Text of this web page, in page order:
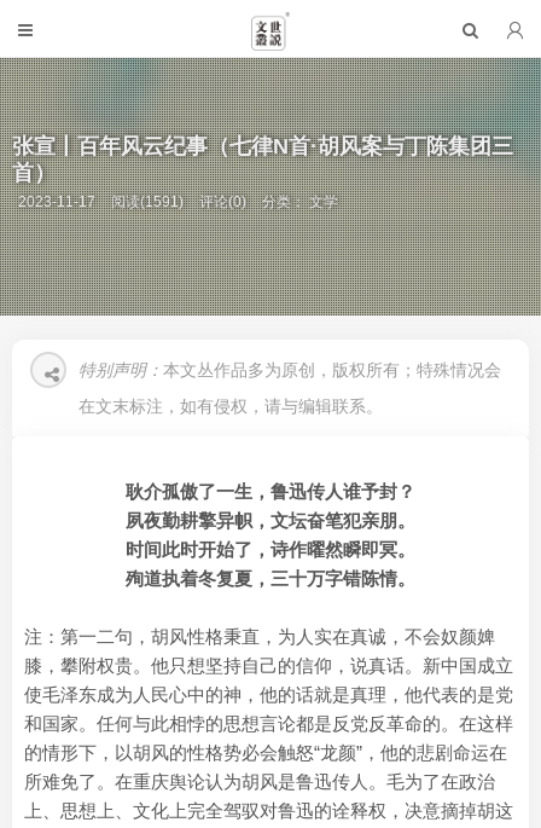
张宣丨百年风云纪事（七律N首·胡风案与丁陈集团三
首）
2023-11-17 阅读(1591) 评论(0) 分类：文学
特别声明： 本文丛作品多为原创，版权所有；特殊情况会
在文末标注，如有侵权，请与编辑联系。
耿介孤傲了一生，鲁迅传人谁予封？
夙夜勤耕擎异帜，文坛奋笔犯亲朋。
时间此时开始了，诗作曜然瞬即冥。
殉道执着冬复夏，三十万字错陈情。
注：第一二句，胡风性格秉直，为人实在真诚，不会奴颜婢
膝，攀附权贵。他只想坚持自己的信仰，说真话。新中国成立
使毛泽东成为人民心中的神，他的话就是真理，他代表的是党
和国家。任何与此相悖的思想言论都是反党反革命的。在这样
的情形下，以胡风的性格势必会触怒“龙颜”，他的悲剧命运在
所难免了。在重庆舆论认为胡风是鲁迅传人。毛为了在政治
上、思想上、文化上完全驾驭对鲁迅的诠释权，决意摘掉胡这